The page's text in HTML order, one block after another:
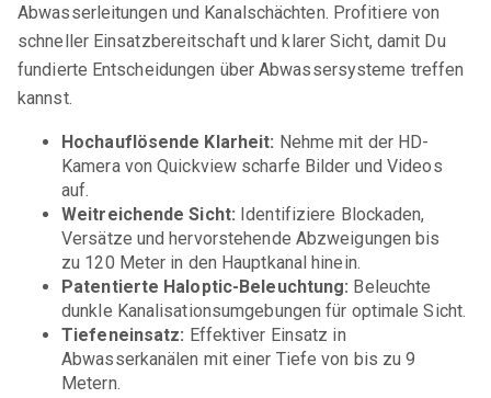
Abwasserleitungen und Kanalschächten. Profitiere von
schneller Einsatzbereitschaft und klarer Sicht, damit Du
fundierte Entscheidungen über Abwassersysteme treffen
kannst.
Hochauflösende Klarheit: Nehme mit der HD-
Kamera von Quickview scharfe Bilder und Videos
auf.
Weitreichende Sicht: Identifiziere Blockaden,
Versätze und hervorstehende Abzweigungen bis
zu 120 Meter in den Hauptkanal hinein.
Patentierte Haloptic-Beleuchtung: Beleuchte
dunkle Kanalisationsumgebungen für optimaleSicht.
Tiefeneinsatz: Effektiver Einsatz in
Abwasserkanälen mit einer Tiefe von bis zu 9
Metern.